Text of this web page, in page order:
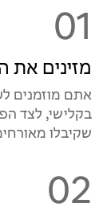
01
מזינים את
אתם מוזמנים
בקלישי, לצד
שקיבלו
02